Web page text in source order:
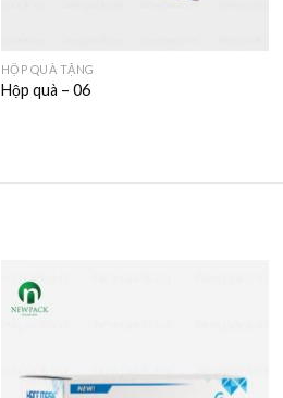
HỘP QUÀ TẶNG
Hộp quà – 06